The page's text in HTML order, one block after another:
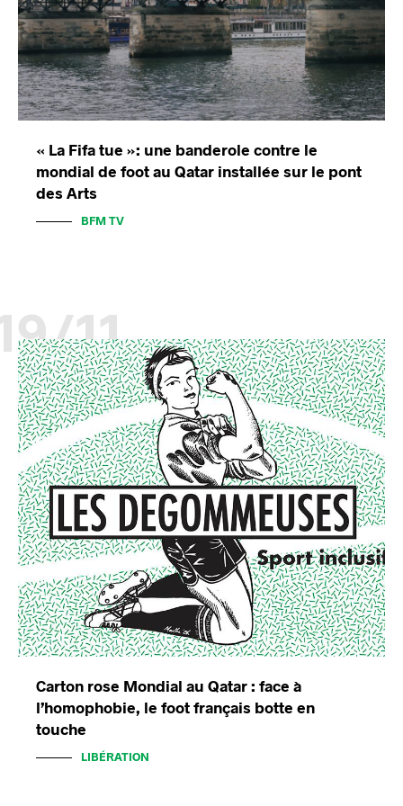
« La Fifa tue »: une banderole contre le
mondial de foot au Qatar installée sur le pont
des Arts
BFM TV
11
Carton rose Mondial au Qatar : face à
l’homophobie, le foot français botte en
touche
LIBÉRATION